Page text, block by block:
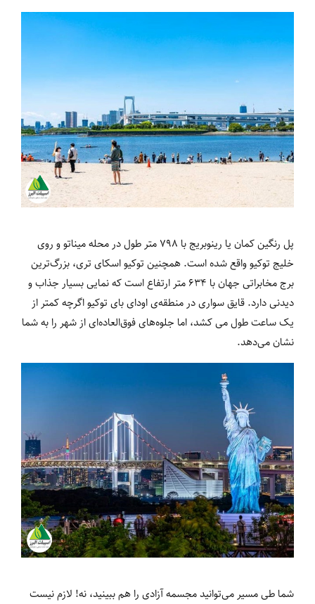
پل رنگین کمان یا رینوبریج با 798 متر طول در محله میناتو و روی
خلیج توکیو واقع شده است. همچنین توکیو اسکای تری، بزرگ‌ترین
برج مخابراتی جهان با 634 متر ارتفاع است که نمایی بسیار جذاب و
دیدنی دارد. قایق سواری در منطقه‌ی اودای بای توکیو اگرچه کمتر از
یک ساعت طول می کشد، اما جلوه‌های فوق‌العاده‌ای از شهر را به شما
نشان می‌دهد.
شما طی مسیر می‌توانید مجسمه آزادی را هم ببینید، نه! لازم نیست